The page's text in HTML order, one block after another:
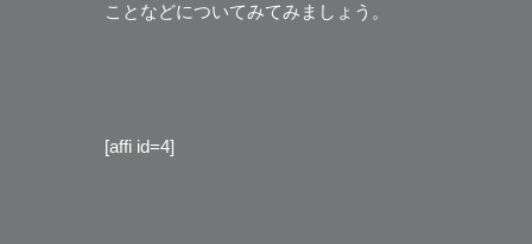
ことなどについてみてみましょう。
[affi id=4]